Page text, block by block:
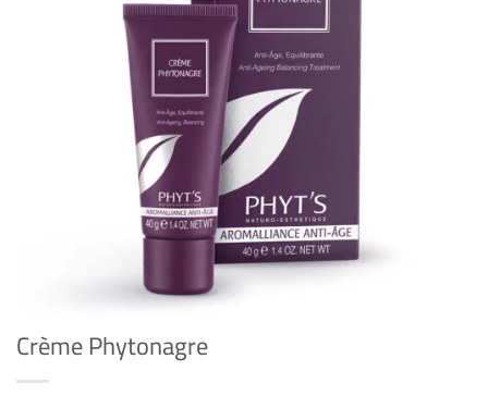
Crème Phytonagre